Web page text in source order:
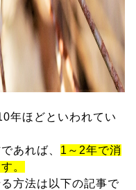
年ほどといわれてい
あれば、 1～2年で消
。
方法は以下の記事で